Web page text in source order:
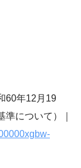
60年12月19
について）｜